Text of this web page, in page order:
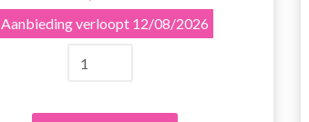
Aanbieding verloopt 12/08/2026